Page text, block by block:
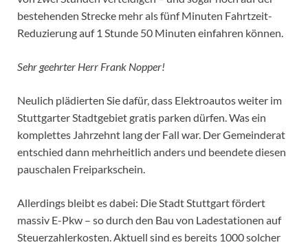
bestehenden Strecke mehr als fünf Minuten Fahrtzeit-
Reduzierung auf 1 Stunde 50 Minuten einfahren können.
Sehr geehrter Herr Frank Nopper!
Neulich plädierten Sie dafür, dass Elektroautos weiter im
Stuttgarter Stadtgebiet gratis parken dürfen. Was ein
komplettes Jahrzehnt lang der Fall war. Der Gemeinderat
entschied dann mehrheitlich anders und beendete diesen
pauschalen Freiparkschein.
Allerdings bleibt es dabei: Die Stadt Stuttgart fördert
massiv E-Pkw – so durch den Bau von Ladestationen auf
Steuerzahlerkosten. Aktuell sind es bereits 1000 solcher